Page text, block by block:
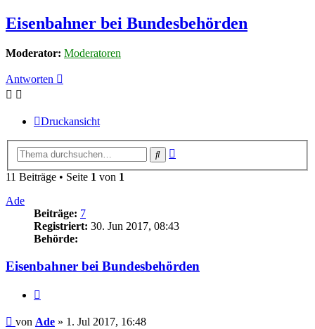
Eisenbahner bei Bundesbehörden
Moderator: Moderatoren
Antworten
Druckansicht
Suche
11 Beiträge • Seite 1 von 1
Ade
Beiträge: 7
Registriert: 30. Jun 2017, 08:43
Behörde:
Eisenbahner bei Bundesbehörden
Beitrag
von Ade » 1. Jul 2017, 16:48